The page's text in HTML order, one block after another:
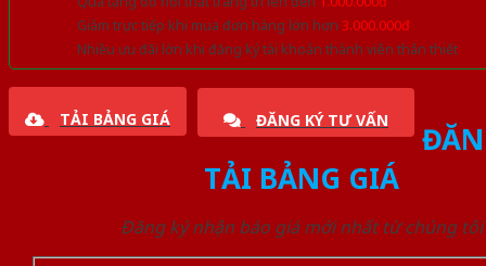
Giảm trực tiếp khi mua đơn hàng lớn hơn 3.000.000đ
Nhiều ưu đãi lớn khi đăng ký tài khoản thành viên thân thiết
TẢI BẢNG GIÁ ĐĂNG KÝ TƯ VẤN
TẢI BẢNG GIÁ
Đăng ký nhận báo giá mới nhất từ chúng tôi